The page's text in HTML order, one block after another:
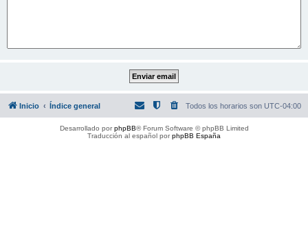
Inicio Índice general Todos los horarios son UTC-04:00
Desarrollado porphpBB® Forum Software © phpBB Limited
Traducción al español porphpBB España